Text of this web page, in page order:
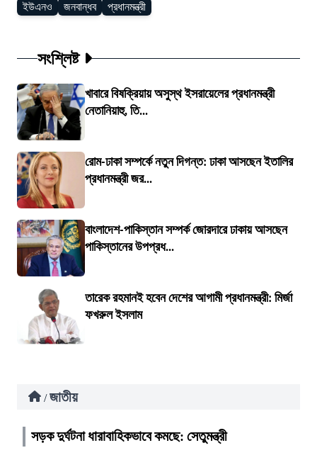
ইউএনও জনবান্ধব প্রধানমন্ত্রী
সংশ্লিষ্ট
খাবারে বিষক্রিয়ায় অসুস্থ ইসরায়েলের প্রধানমন্ত্রী
নেতানিয়াহু, তি...
রোম-ঢাকা সম্পর্কে নতুন দিগন্ত: ঢাকা আসছেন ইতালির
প্রধানমন্ত্রী জর...
বাংলাদেশ-পাকিস্তান সম্পর্ক জোরদারে ঢাকায় আসছেন
পাকিস্তানের উপপ্রধ...
তারেক রহমানই হবেন দেশের আগামী প্রধানমন্ত্রী: মির্জা
ফখরুল ইসলাম
/ জাতীয়
সড়ক দুর্ঘটনা ধারাবাহিকভাবে কমছে: সেতুমন্ত্রী